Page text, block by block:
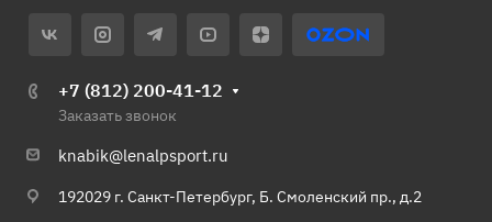
+7 (812) 200-41-12
Заказать звонок
knabik@lenalpsport.ru
192029 г. Санкт-Петербург, Б. Смоленский пр., д.2